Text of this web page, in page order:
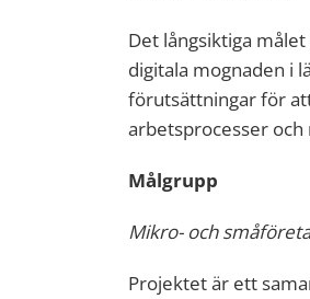
Det långsiktiga
digitala mognaden i
förutsättningar för
arbetsprocesser
Målgrupp
Mikro- och
Projektet är ett